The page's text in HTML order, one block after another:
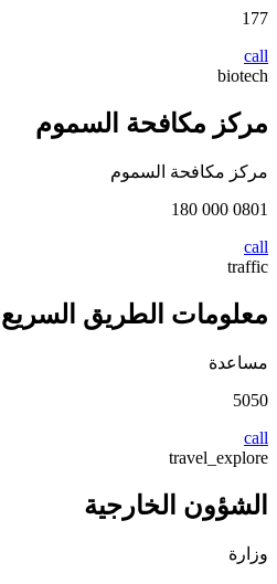
177
call
biotech
مركز مكافحة السموم
مركز مكافحة السموم
0801 000 180
call
traffic
معلومات الطريق السريع
مساعدة
5050
call
travel_explore
الشؤون الخارجية
وزارة